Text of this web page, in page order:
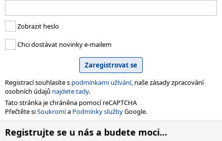
Zobrazit heslo
Chci dostávat novinky e-mailem
Registrací souhlasíte s podmínkami užívání, naše zásady zpracování
osobních údajů najdete tady.
Tato stránka je chráněna pomocí reCAPTCHA
Přečtěte siSoukromía Podmínky službyGoogle.
Registrujte se u nás a budete moci…